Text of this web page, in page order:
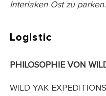
Interlaken Ost zu parken.
Logistic
PHILOSOPHIE VON
WILD YAK